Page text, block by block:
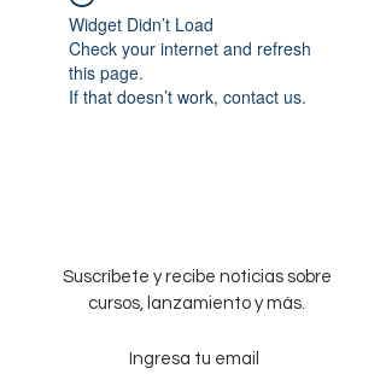
Widget Didn’t Load
Check your internet and refresh
this page.
If that doesn’t work, contact us.
Suscríbete y recibe noticias sobre
cursos, lanzamiento y más.